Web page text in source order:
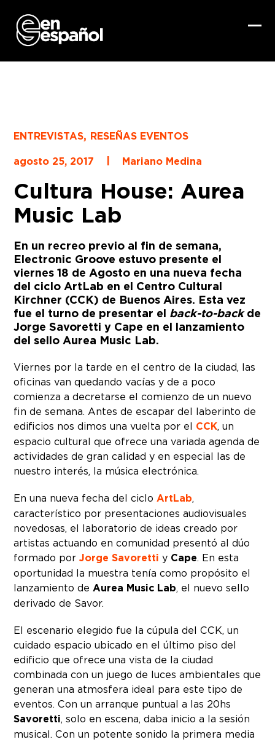
content
ENTREVISTAS, RESEÑAS EVENTOS
agosto 25, 2017
| Mariano Medina
Cultura House: Aurea
Music Lab
En un recreo previo al fin de semana,
Electronic Groove estuvo presente el
viernes 18 de Agosto en una nueva fecha
del ciclo ArtLab en el Centro Cultural
Kirchner (CCK) de Buenos Aires. Esta vez
fue el turno de presentar el back-to-backde
Jorge Savoretti y Cape en el lanzamiento
del sello Aurea Music Lab.
Viernes por la tarde en el centro de la ciudad, las
oficinas van quedando vacías y de a poco
comienza a decretarse el comienzo de un nuevo
fin de semana. Antes de escapar del laberinto de
edificios nos dimos una vuelta por el CCK, un
espacio cultural que ofrece una variada agenda de
actividades de gran calidad y en especial las de
nuestro interés, la música electrónica.
En una nueva fecha del cicloArtLab,
característico por presentaciones audiovisuales
novedosas, el laboratorio de ideas creado por
artistas actuando en comunidad presentó al dúo
formado porJorge Savoretti y Cape. En esta
oportunidad la muestra tenía como propósito el
lanzamiento deAurea Music Lab, el nuevo sello
derivado de Savor.
El escenario elegido fue la cúpula del CCK, un
cuidado espacio ubicado en el último piso del
edificio que ofrece una vista de la ciudad
combinada con un juego de luces ambientales que
generan una atmosfera ideal para este tipo de
eventos. Con un arranque puntual a las 20hs
Savoretti, solo en escena, daba inicio a la sesión
musical. Con un potente sonido la primera media